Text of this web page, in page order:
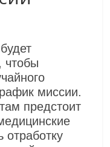
чтобы
миссии.
предстоит
отработку